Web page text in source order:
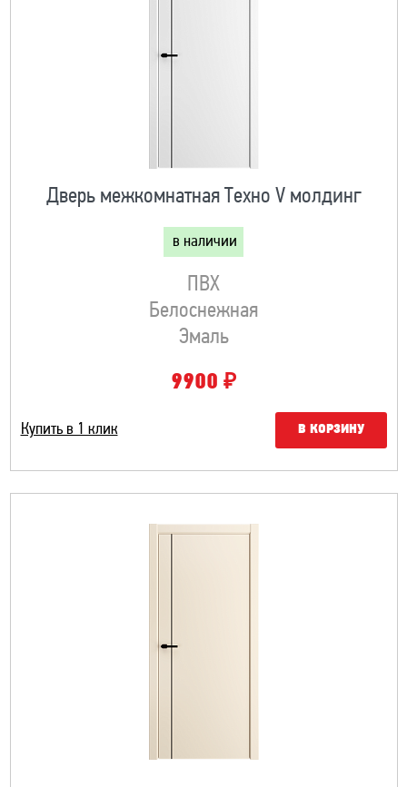
Дверь межкомнатная Техно V молдинг
в наличии
ПВХ
Белоснежная
Эмаль
9900 ₽
Купить в 1 клик В КОРЗИНУ